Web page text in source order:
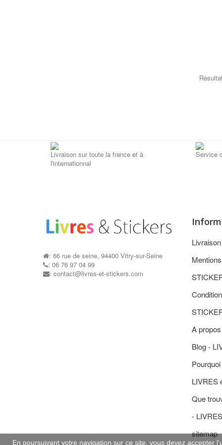
Livraison sur toute la france et à
l'internationnal
Service
: 66 rue de seine, 94400 Vitry-sur-Seine
: 06 76 97 04 99
: contact@livres-et-stickers.com
A
Blog -
LIVRES
Que
-
sitemap
En poursuivant votre navigation sur ce site, vous devez accepter